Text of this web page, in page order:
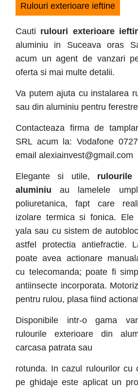
Rulouri exterioare ieftine
Cauti rulouri exterioare
aluminiu in Suceava oras
acum un agent de vanzari
oferta si mai multe detalii.
Va putem ajuta cu instalarea
sau din aluminiu pentru
Contacteaza firma de
SRL acum la: Vodafone
email alexiainvest@gmail.com
Elegante si utile, rulourile
aluminiu au lamelele
poliuretanica, fapt care
izolare termica si fonica.
yala sau cu sistem de
astfel protectia antiefractie.
poate avea actionare
cu telecomanda; poate fi
antiinsecte incorporata.
pentru rulou, plasa fiind
Disponibile intr-o gama
rulourile exterioare din
carcasa patrata sau
rotunda. In cazul rulourilor cu
pe ghidaje este aplicat un